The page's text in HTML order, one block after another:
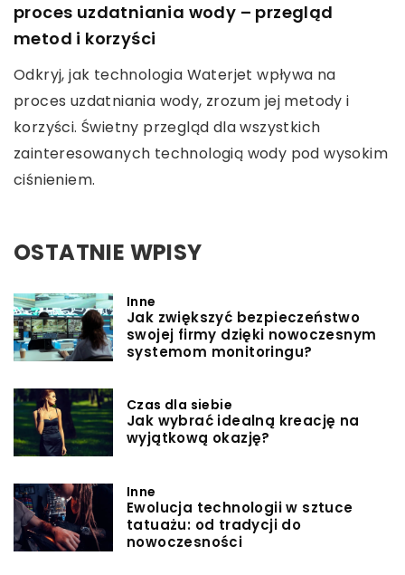
proces uzdatniania wody – przegląd
metod i korzyści
Odkryj, jak technologia Waterjet wpływa na
proces uzdatniania wody, zrozum jej metody i
korzyści. Świetny przegląd dla wszystkich
zainteresowanych technologią wody pod wysokim
ciśnieniem.
OSTATNIE WPISY
Inne
Jak zwiększyć bezpieczeństwo
swojej firmy dzięki nowoczesnym
systemom monitoringu?
Czas dla siebie
Jak wybrać idealną kreację na
wyjątkową okazję?
Inne
Ewolucja technologii w sztuce
tatuażu: od tradycji do
nowoczesności